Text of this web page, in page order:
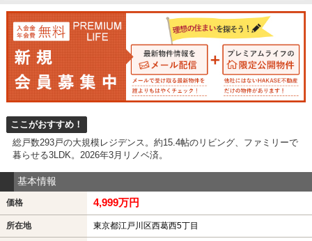
ここがおすすめ！
総戸数293戸の大規模レジデンス。約15.4帖のリビング、ファミリーで
暮らせる3LDK。2026年3月リノベ済。
基本情報
価格 4,999万円
所在地 東京都江戸川区西葛西5丁目